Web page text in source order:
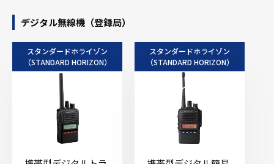
デジタル無線機（登録局）
スタンダードホライゾン
（STANDARD HORIZON）
スタンダードホライゾン
（STANDARD HORIZON）